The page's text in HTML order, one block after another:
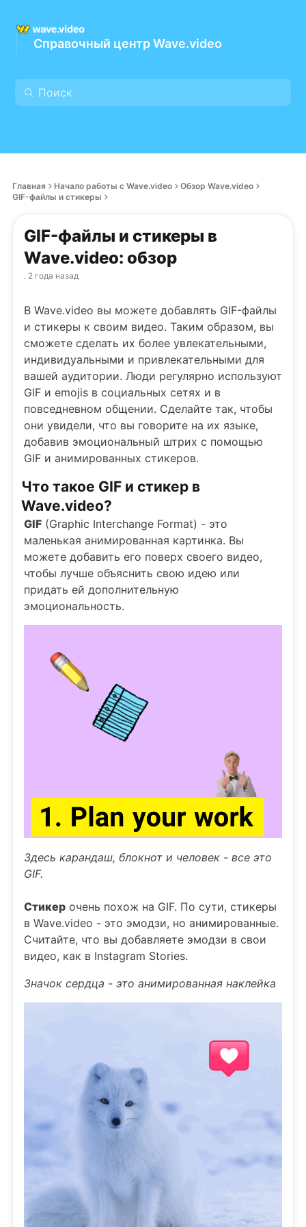
Справочный центр Wave.video
Главная Начало работы с Wave.video
Обзор Wave.video
GIF-файлы и стикеры
GIF-файлы и стикеры в
Wave.video: обзор
. 2 года назад
В Wave.video вы можете добавлять GIF-файлы
и стикеры к своим видео. Таким образом, вы
сможете сделать их более увлекательными,
индивидуальными и привлекательными для
вашей аудитории. Люди регулярно используют
GIF и emojis в социальных сетях и в
повседневном общении. Сделайте так, чтобы
они увидели, что вы говорите на их языке,
добавив эмоциональный штрих с помощью
GIF и анимированных стикеров.
Что такое GIF и стикер в
Wave.video?
GIF (Graphic Interchange Format) - это
маленькая анимированная картинка. Вы
можете добавить его поверх своего видео,
чтобы лучше объяснить свою идею или
придать ей дополнительную
эмоциональность.
Здесь карандаш, блокнот и человек - все это
GIF.
Стикер очень похож на GIF. По сути, стикеры
в Wave.video - это эмодзи, но анимированные.
Считайте, что вы добавляете эмодзи в свои
видео, как в Instagram Stories.
Значок сердца - это анимированная наклейка